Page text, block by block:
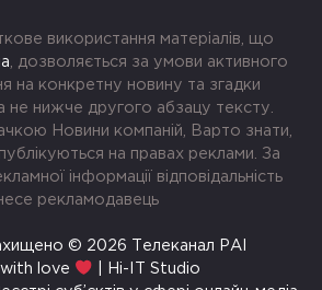
використання матеріалів, що
, дозволяється за умови активного
на конкретну новину та згадки
нижче другого абзацу тексту.
Новини компаній, Варто знати,
на правах реклами. За
інформації відповідальність
рекламодавець
© 2026 Телеканал РАІ
love
| Hi-IT Studio